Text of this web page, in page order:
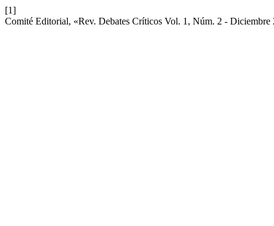
[1]
Comité Editorial, «Rev. Debates Críticos Vol. 1, Núm. 2 -